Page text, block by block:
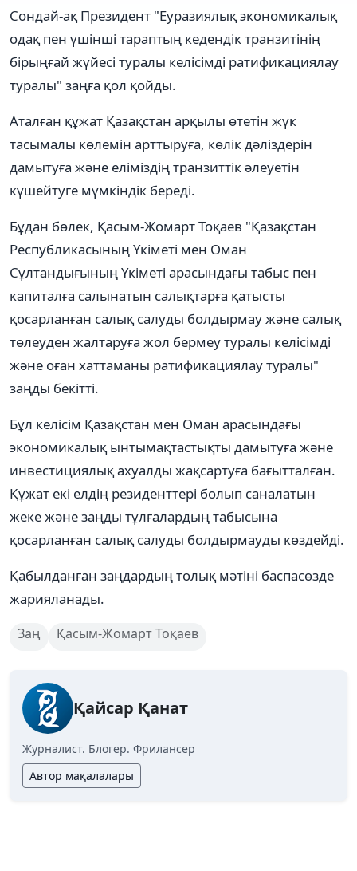
Сондай-ақ Президент "Еуразиялық экономикалық
одақ пен үшінші тараптың кедендік транзитінің
бірыңғай жүйесі туралы келісімді ратификациялау
туралы" заңға қол қойды.
Аталған құжат Қазақстан арқылы өтетін жүк
тасымалы көлемін арттыруға, көлік дәліздерін
дамытуға және еліміздің транзиттік әлеуетін
күшейтуге мүмкіндік береді.
Бұдан бөлек, Қасым-Жомарт Тоқаев "Қазақстан
Республикасының Үкіметі мен Оман
Сұлтандығының Үкіметі арасындағы табыс пен
капиталға салынатын салықтарға қатысты
қосарланған салық салуды болдырмау және салық
төлеуден жалтаруға жол бермеу туралы келісімді
және оған хаттаманы ратификациялау туралы"
заңды бекітті.
Бұл келісім Қазақстан мен Оман арасындағы
экономикалық ынтымақтастықты дамытуға және
инвестициялық ахуалды жақсартуға бағытталған.
Құжат екі елдің резиденттері болып саналатын
жеке және заңды тұлғалардың табысына
қосарланған салық салуды болдырмауды көздейді.
Қабылданған заңдардың толық мәтіні баспасөзде
жарияланады.
Заң Қасым-Жомарт Тоқаев
Қайсар Қанат
Журналист. Блогер. Фрилансер
Автор мақалалары